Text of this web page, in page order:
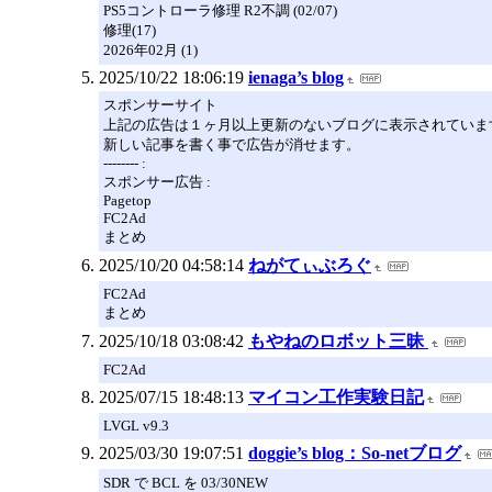
PS5コントローラ修理 R2不調 (02/07)
修理(17)
2026年02月 (1)
2025/10/22 18:06:19 ienaga’s blog
スポンサーサイト
上記の広告は１ヶ月以上更新のないブログに表示されてい
新しい記事を書く事で広告が消せます。
-------- :
スポンサー広告 :
Pagetop
FC2Ad
まとめ
2025/10/20 04:58:14 ねがてぃぶろぐ
FC2Ad
まとめ
2025/10/18 03:08:42 もやねのロボット三昧
FC2Ad
2025/07/15 18:48:13 マイコン工作実験日記
LVGL v9.3
2025/03/30 19:07:51 doggie’s blog：So-netブログ
SDR で BCL を 03/30NEW